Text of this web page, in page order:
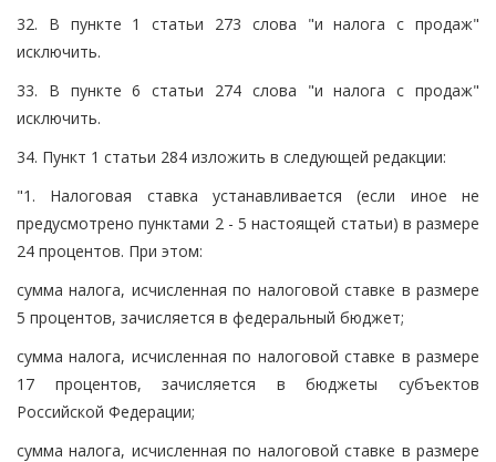
32. В пункте 1 статьи 273 слова "и налога с продаж"
исключить.
33. В пункте 6 статьи 274 слова "и налога с продаж"
исключить.
34. Пункт 1 статьи 284 изложить в следующей редакции:
"1. Налоговая ставка устанавливается (если иное не
предусмотрено пунктами 2 - 5 настоящей статьи) в размере
24 процентов. При этом:
сумма налога, исчисленная по налоговой ставке в размере
5 процентов, зачисляется в федеральный бюджет;
сумма налога, исчисленная по налоговой ставке в размере
17 процентов, зачисляется в бюджеты субъектов
Российской Федерации;
сумма налога, исчисленная по налоговой ставке в размере